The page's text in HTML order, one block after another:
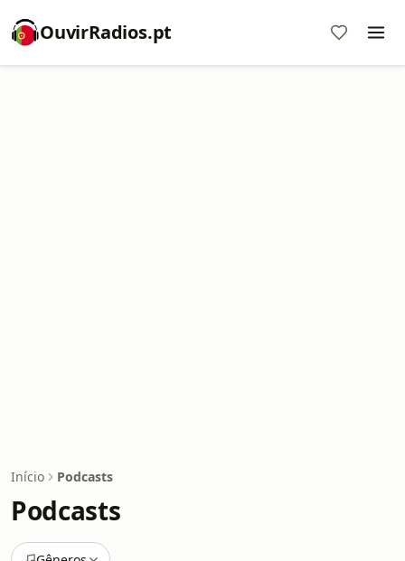
OuvirRadios.pt
Início Podcasts
Podcasts